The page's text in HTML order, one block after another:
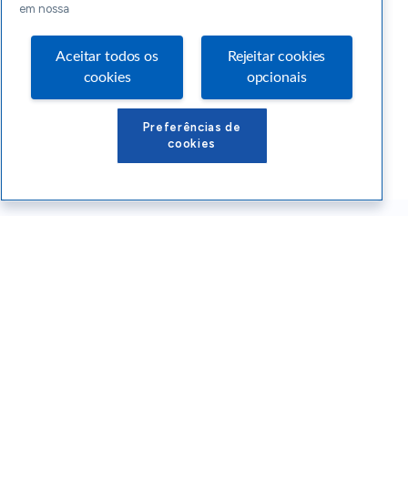
em nossa
Aceitar todos os
cookies
Rejeitar cookies
opcionais
Preferências de
cookies